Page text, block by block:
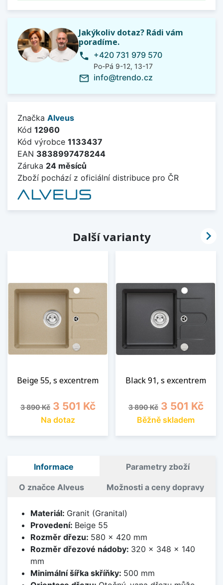
Jakýkoliv dotaz? Rádi vám
poradíme.
phone +420 731 979 570
Po-Pá 9-12, 13-17
mail_outline info@trendo.cz
Značka Alveus
Kód 12960
Kód výrobce 1133437
EAN 3838997478244
Záruka 24 měsíců
Zboží pochází z oficiální distribuce pro ČR
Další varianty
Beige 55, s excentrem
Běžná cena
3 890 Kč Cena
3 501 Kč
Na dotaz
Black 91, s excentrem
Běžná cena
3 890 Kč Cena
3 501 Kč
Běžně skladem

Informace Parametry zboží
O značce Alveus Možnosti a ceny dopravy
Materiál: Granit (Granital)
Provedení: Beige 55
Rozměr dřezu: 580 x 420 mm
Rozměr dřezové nádoby: 320 x 348 x 140
mm
Minimální šířka skříňky: 500 mm